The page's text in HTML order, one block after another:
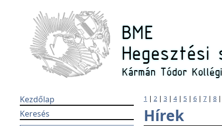
Kezdőlap
Keresés
1 | 2 | 3 | 4| 5 | 6 | 7 | 8
Hírek